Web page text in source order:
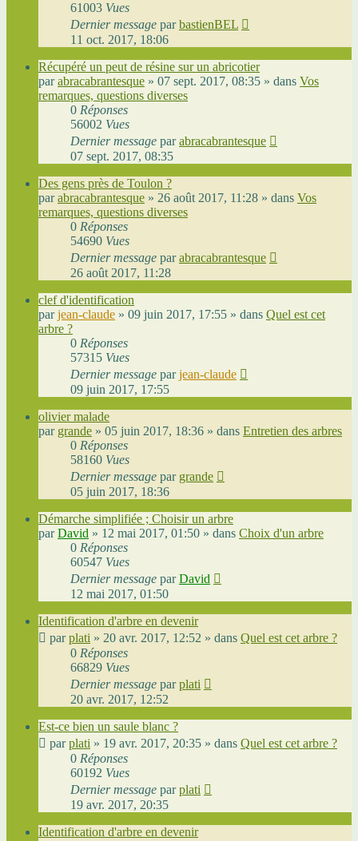
61003 Vues
Dernier message parbastienBEL
11 oct. 2017, 18:06
Récupéré un peut de résine sur un abricotier
parabracabrantesque » 07 sept. 2017, 08:35 » dans Vos
remarques, questions diverses
0 Réponses
56002 Vues
Dernier message parabracabrantesque
07 sept. 2017, 08:35
Des gens près de Toulon ?
parabracabrantesque » 26 août 2017, 11:28 » dans Vos
remarques, questions diverses
0 Réponses
54690 Vues
Dernier message parabracabrantesque
26 août 2017, 11:28
clef d'identification
parjean-claude » 09 juin 2017, 17:55 » dans Quel est cet
arbre ?
0 Réponses
57315 Vues
Dernier message parjean-claude
09 juin 2017, 17:55
olivier malade
par grande » 05 juin 2017, 18:36 » dans Entretien des arbres
0 Réponses
58160 Vues
Dernier message par grande
05 juin 2017, 18:36
Démarche simplifiée ; Choisir un arbre
parDavid » 12 mai 2017, 01:50 » dans Choix d'un arbre
0 Réponses
60547 Vues
Dernier message parDavid
12 mai 2017, 01:50
Identification d'arbre en devenir
parplati » 20 avr. 2017, 12:52 » dans Quel est cet arbre ?
0 Réponses
66829 Vues
Dernier message parplati
20 avr. 2017, 12:52
Est-ce bien un saule blanc ?
parplati » 19 avr. 2017, 20:35 » dans Quel est cet arbre ?
0 Réponses
60192 Vues
Dernier message parplati
19 avr. 2017, 20:35
Identification d'arbre en devenir